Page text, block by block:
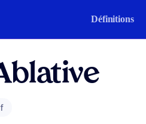
Définitions